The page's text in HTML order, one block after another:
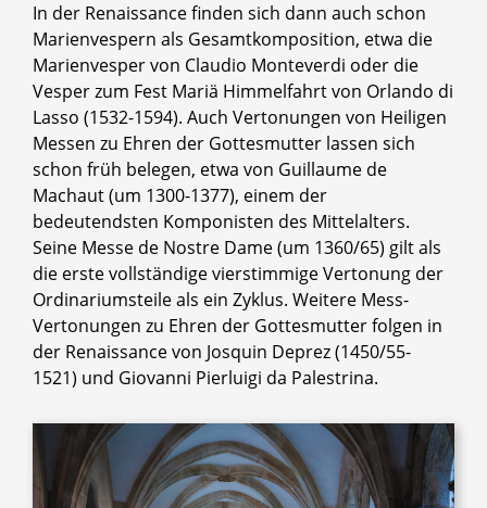
In der Renaissance finden sich dann auch schon
Marienvespern als Gesamtkomposition, etwa die
Marienvesper von Claudio Monteverdi oder die
Vesper zum Fest Mariä Himmelfahrt von Orlando di
Lasso (1532-1594). Auch Vertonungen von Heiligen
Messen zu Ehren der Gottesmutter lassen sich
schon früh belegen, etwa von Guillaume de
Machaut (um 1300-1377), einem der
bedeutendsten Komponisten des Mittelalters.
Seine Messe de Nostre Dame (um 1360/65) gilt als
die erste vollständige vierstimmige Vertonung der
Ordinariumsteile als ein Zyklus. Weitere Mess-
Vertonungen zu Ehren der Gottesmutter folgen in
der Renaissance von Josquin Deprez (1450/55-
1521) und Giovanni Pierluigi da Palestrina.